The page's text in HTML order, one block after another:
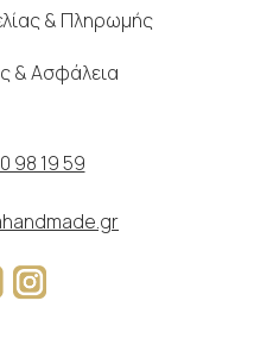
& Πληρωμής
& Ασφάλεια
98 19 59